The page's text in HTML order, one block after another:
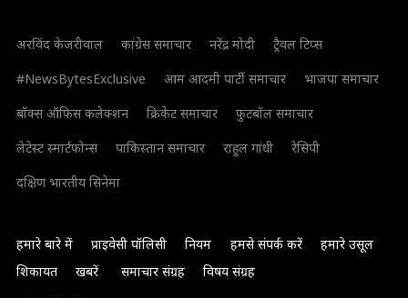
अरविंद केजरीवाल कांग्रेस समाचार नरेंद्र मोदी
ट्रैवल टिप्स
#NewsBytesExclusive
आम आदमी पार्टी समाचार
भाजपा समाचार
बॉक्स ऑफिस कलेक्शन
क्रिकेट समाचार
फुटबॉल समाचार
लेटेस्ट स्मार्टफोन्स
पाकिस्तान समाचार राहुल गांधी
रेसिपी
दक्षिण भारतीय सिनेमा
हमारे बारे में प्राइवेसी पॉलिसी नियम हमसे संपर्क करें
हमारे उसूल
शिकायत
खबरें समाचार संग्रह विषय संग्रह